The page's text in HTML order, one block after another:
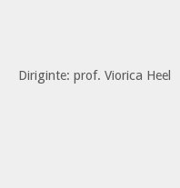
Diriginte: prof. Viorica Heel